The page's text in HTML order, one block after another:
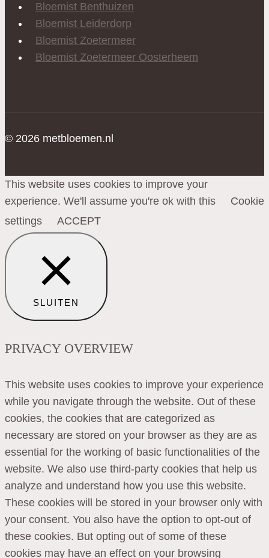
Bloemist Benthuizen
Bloemist Leiderdorp
Bloemist Zoetermeer
Bloemist Zoetermeer Oosterheem
© 2026 metbloemen.nl
This website uses cookies to improve your
experience. We'll assume you're ok with this
Cookie
settings
ACCEPT
SLUITEN
PRIVACY OVERVIEW
This website uses cookies to improve your experience
while you navigate through the website. Out of these
cookies, the cookies that are categorized as
necessary are stored on your browser as they are as
essential for the working of basic functionalities of the
website. We also use third-party cookies that help us
analyze and understand how you use this website.
These cookies will be stored in your browser only with
your consent. You also have the option to opt-out of
these cookies. But opting out of some of these
cookies may have an effect on your browsing